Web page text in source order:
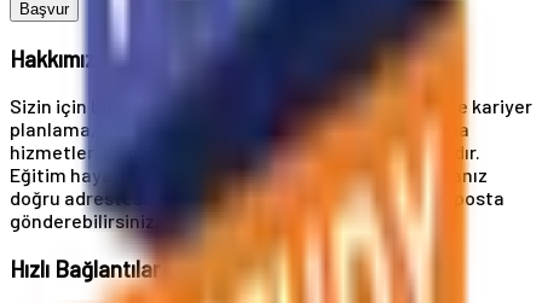
Başvur
Hakkımızda
Sizin için buradayız! Üniversite başvuruları, eğitim ve kariyer
planlama, vize ve oturum kartı hizmetleri, konaklama
hizmetleri ve daha birçok hizmet uzmanlık alanımızdır.
Eğitim hayatınızda A'dan Z'ye destek almak istiyorsanız
doğru adrestesiniz. Bize telefonla ulaşabilir veya e-posta
gönderebilirsiniz.
Hızlı Bağlantılar